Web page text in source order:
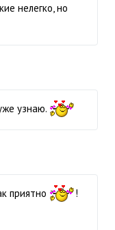
нелегко, но
узнаю.
приятно !